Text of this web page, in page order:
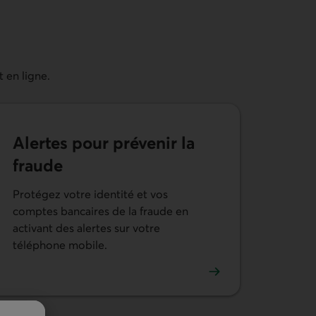
en ligne.
compte
Alertes pour prévenir la
fraude
Protégez votre identité et vos
comptes bancaires de la fraude en
activant des alertes sur votre
téléphone mobile.